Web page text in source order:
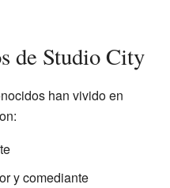
de Studio City
han vivido en
y comediante